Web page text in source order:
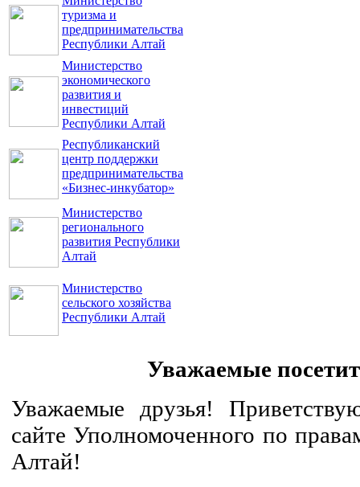
туризма и
предпринимательства
Республики Алтай
Министерство
экономического
развития и
инвестиций
Республики Алтай
Республиканский
центр поддержки
предпринимательства
«Бизнес-инкубатор»
Министерство
регионального
развития Республики
Алтай
Министерство
сельского хозяйства
Республики Алтай
Уважаемые
Уважаемые друзья!
сайте Уполномоченного по
Алтай!